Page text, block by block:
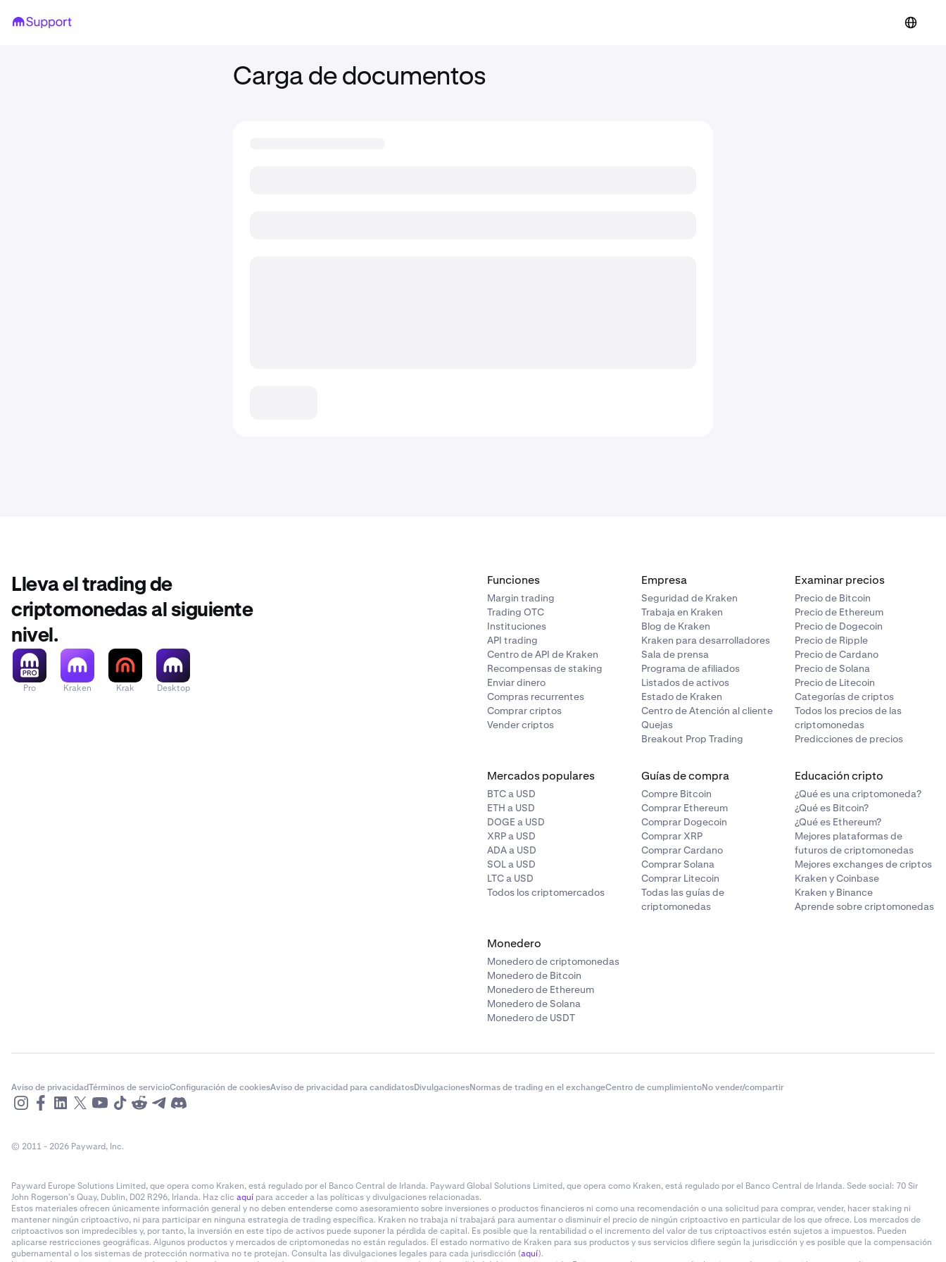
Carga de documentos
Lleva el trading de
criptomonedas al siguiente
nivel.
Pro Kraken Krak Desktop
Funciones
Margin trading
Trading OTC
Instituciones
API trading
Centro de API de Kraken
Recompensas de staking
Enviar dinero
Compras recurrentes
Comprar criptos
Vender criptos
Empresa
Seguridad de Kraken
Trabaja en Kraken
Blog de Kraken
Kraken para desarrolladores
Sala de prensa
Programa de afiliados
Listados de activos
Estado de Kraken
Centro de Atención al cliente
Quejas
Breakout Prop Trading
Examinar precios
Precio de Bitcoin
Precio de Ethereum
Precio de Dogecoin
Precio de Ripple
Precio de Cardano
Precio de Solana
Precio de Litecoin
Categorías de criptos
Todos los precios de las
criptomonedas
Predicciones de precios
Mercados populares
BTC a USD
ETH a USD
DOGE a USD
XRP a USD
ADA a USD
SOL a USD
LTC a USD
Todos los criptomercados
Guías de compra
Compre Bitcoin
Comprar Ethereum
Comprar Dogecoin
Comprar XRP
Comprar Cardano
Comprar Solana
Comprar Litecoin
Todas las guías de
criptomonedas
Educación cripto
¿Qué es una criptomoneda?
¿Qué es Bitcoin?
¿Qué es Ethereum?
Mejores plataformas de
futuros de criptomonedas
Mejores exchanges de criptos
Kraken y Coinbase
Kraken y Binance
Aprende sobre criptomonedas
Monedero
Monedero de criptomonedas
Monedero de Bitcoin
Monedero de Ethereum
Monedero de Solana
Monedero de USDT
Aviso de privacidadTérminos de servicioConfiguración de cookiesAviso de privacidad para candidatosDivulgacionesNormas de trading en el exchangeCentro de cumplimientoNo vender/compartir
© 2011 - 2026 Payward, Inc.
Payward Europe Solutions Limited, que opera como Kraken, está regulado por el Banco Central de Irlanda. Payward Global Solutions Limited, que opera como Kraken, está regulado por el Banco Central de Irlanda. Sede social: 70 Sir
John Rogerson’s Quay, Dublin, D02 R296, Irlanda. Haz clic aquí para acceder a las políticas y divulgaciones relacionadas.
Estos materiales ofrecen únicamente información general y no deben entenderse como asesoramiento sobre inversiones o productos financieros ni como una recomendación o una solicitud para comprar, vender, hacer staking ni
mantener ningún criptoactivo, ni para participar en ninguna estrategia de trading específica. Kraken no trabaja ni trabajará para aumentar o disminuir el precio de ningún criptoactivo en particular de los que ofrece. Los mercados de
criptoactivos son impredecibles y, por tanto, la inversión en este tipo de activos puede suponer la pérdida de capital. Es posible que la rentabilidad o el incremento del valor de tus criptoactivos estén sujetos a impuestos. Pueden
aplicarse restricciones geográficas. Algunos productos y mercados de criptomonedas no están regulados. El estado normativo de Kraken para sus productos y sus servicios difiere según la jurisdicción y es posible que la compensación
gubernamental o los sistemas de protección normativa no te protejan. Consulta las divulgaciones legales para cada jurisdicción (aquí).